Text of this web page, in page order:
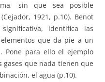
sin que sea posible
1921, p.10). Benot
identifica las
que da pie a un
Pone para ello el ejemplo
gases que nada tienen que
el agua (p.10).